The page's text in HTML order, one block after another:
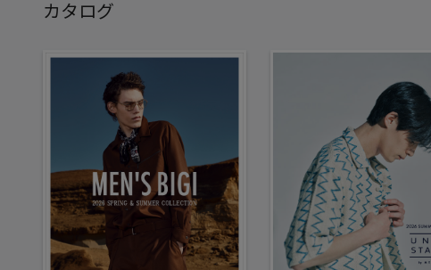
カタログ